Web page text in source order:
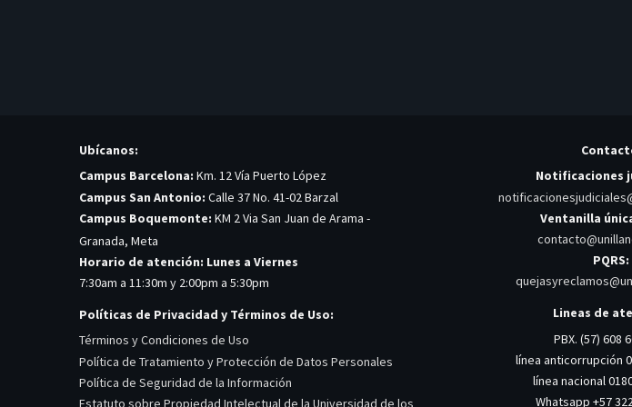
Ubícanos:
Campus Barcelona: Km. 12 Vía Puerto López
Campus San Antonio: Calle 37 No. 41-02 Barzal
Campus Boquemonte: KM 2 Via San Juan de Arama -
Granada, Meta
Horario de atención: Lunes a Viernes
7:30am a 11:30m y 2:00pm a 5:30pm
Políticas de Privacidad y Términos de Uso:
Términos y Condiciones de Uso
Política de Tratamiento y Protección de Datos Personales
Política de Seguridad de la Información
Estatuto sobre Propiedad Intelectual de la Universidad de los
Notificaciones
Ventanilla
PQRS:
Lineas de
PBX. (57) 608
línea anticorrupción
línea nacional
Whatsapp +57